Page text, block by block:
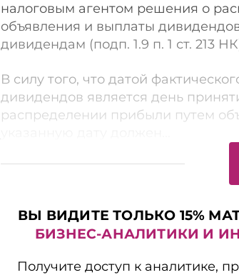
налоговым агентом решения о
объявления и выплаты
дивидендам (подп. 1.9 п. 1 ст. 213
В силу того, что датой
дивидендов является день
распределении прибыли путем
ВЫ ВИДИТЕ ТОЛЬКО 15%
БИЗНЕС-АНАЛИТИКИ И
Получите доступ к аналитике,